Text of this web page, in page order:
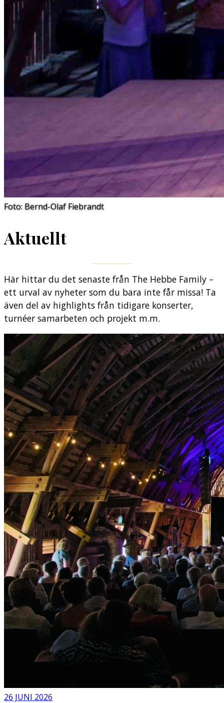
Foto: Bernd-Olaf Fiebrandt
Aktuellt
Här hittar du det senaste från The Hebbe Family –
ett urval av nyheter som du bara inte får missa! Ta
även del av highlights från tidigare konserter,
turnéer samarbeten och projekt m.m.
26 JUNI 2026